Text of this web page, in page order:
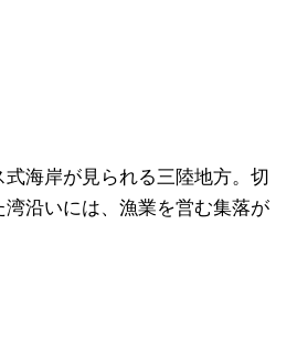
式海岸が見られる三陸地方。切
湾沿いには、漁業を営む集落が